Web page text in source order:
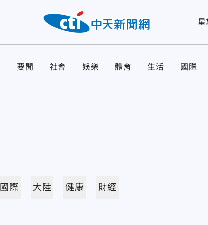
星
要聞 社會 娛樂 體育 生活 國際
國際 大陸 健康 財經